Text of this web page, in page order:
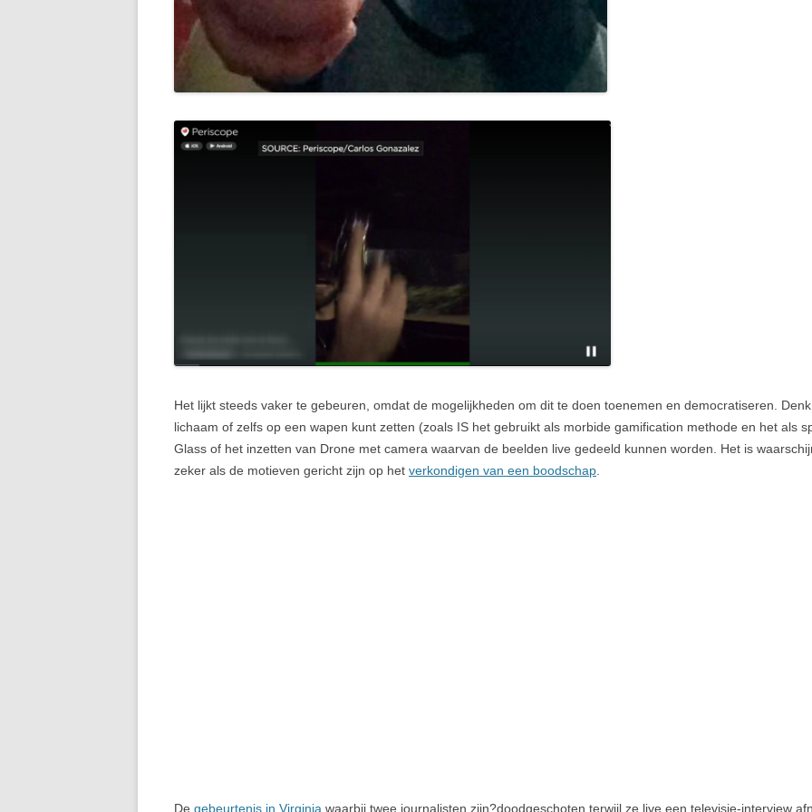
Het lijkt steeds vaker te gebeuren, omdat de mogelijkheden om dit te doen toenemen en democratiseren.
lichaam of zelfs op een wapen kunt zetten (zoals IS het gebruikt als morbide gamification methode en het als
Glass of het inzetten van Drone met camera waarvan de beelden live gedeeld kunnen worden. Het is
zeker als de motieven gericht zijn op het verkondigen van een boodschap
De gebeurtenis in Virginia waarbij twee journalisten zijn?doodgeschoten terwijl ze live een televisie-interview